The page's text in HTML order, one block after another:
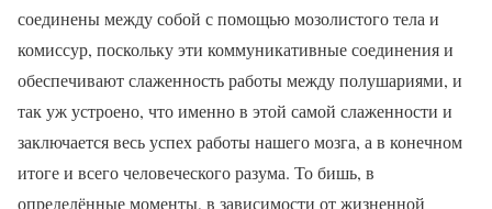
соединены между собой с помощью мозолистого тела и
комиссур, поскольку эти коммуникативные соединения и
обеспечивают слаженность работы между полушариями, и
так уж устроено, что именно в этой самой слаженности и
заключается весь успех работы нашего мозга, а в конечном
итоге и всего человеческого разума. То бишь, в
определённые моменты, в зависимости от жизненной